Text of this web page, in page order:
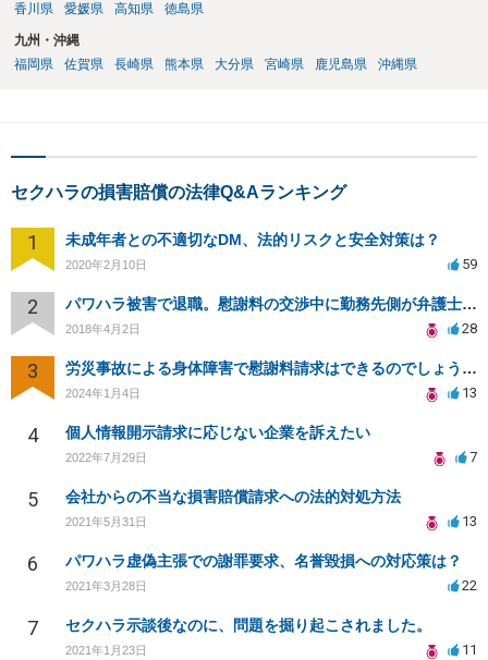
香川県
愛媛県 高知県 徳島県
九州・沖縄
福岡県
佐賀県 長崎県 熊本県 大分県 宮崎県 鹿児島県 沖縄県
セクハラの損害賠償の法律Q&Aランキング
1 未成年者との不適切なDM、法的リスクと安全対策は？
2020年2月10日 59
2 パワハラ被害で退職。慰謝料の交渉中に勤務先側が弁護士を立ててきました
2018年4月2日 28
3 労災事故による身体障害で慰謝料請求はできるのでしょうか？
2024年1月4日 13
4 個人情報開示請求に応じない企業を訴えたい
2022年7月29日 7
5 会社からの不当な損害賠償請求への法的対処方法
2021年5月31日 13
6 パワハラ虚偽主張での謝罪要求、名誉毀損への対応策は？
2021年3月28日 22
7 セクハラ示談後なのに、問題を掘り起こされました。
2021年1月23日 11